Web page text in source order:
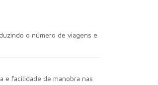
o número de viagens e
e facilidade de manobra nas